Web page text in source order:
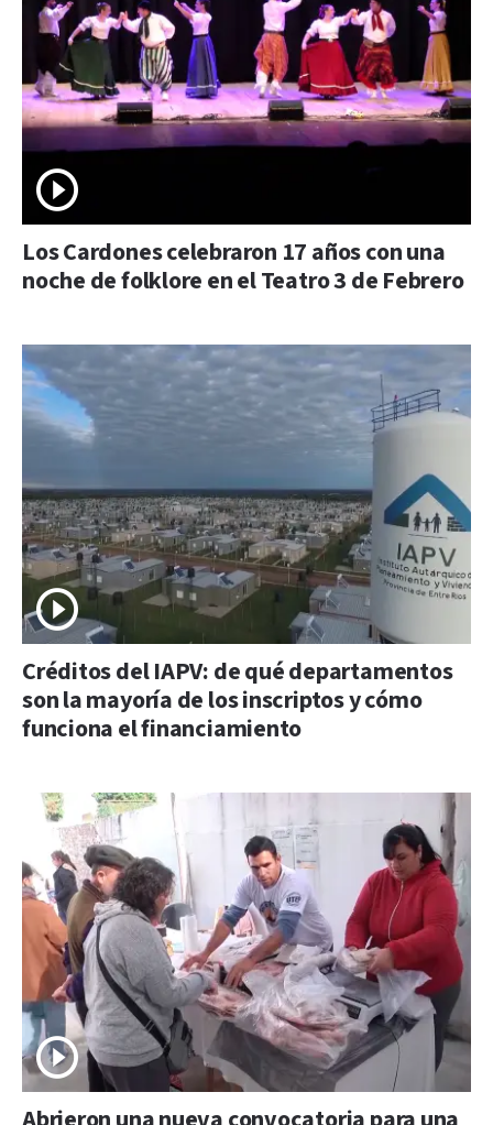
Los Cardones celebraron 17 años con una
noche de folklore en el Teatro 3 de Febrero
Créditos del IAPV: de qué departamentos
son la mayoría de los inscriptos y cómo
funciona el financiamiento